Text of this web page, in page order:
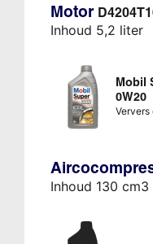
Motor
Inhoud 5,2 liter
Mobil
0W20
Inhoud 130 cm3